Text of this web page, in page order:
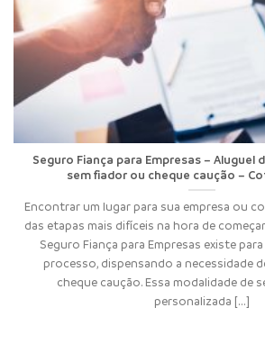
Seguro Fiança para Empresas – Aluguel
sem fiador ou cheque caução –
Encontrar um lugar para sua empresa ou
das etapas mais difíceis na hora de
Seguro Fiança para Empresas existe
processo, dispensando a necessidade
cheque caução. Essa modalidade de
personalizada [...]